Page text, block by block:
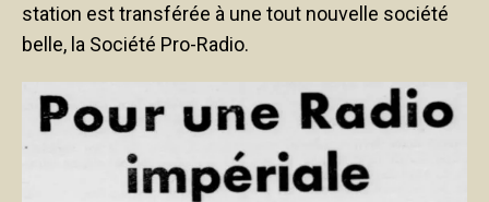
station est transférée à une tout nouvelle société
belle, la Société Pro-Radio.